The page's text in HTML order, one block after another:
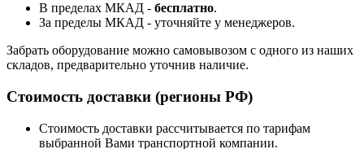
В пределах МКАД - бесплатно.
За пределы МКАД - уточняйте у менеджеров.
Забрать оборудование можно самовывозом с одного из наших
складов, предварительно уточнив наличие.
Стоимость доставки (регионы РФ)
Стоимость доставки рассчитывается по тарифам
выбранной Вами транспортной компании.